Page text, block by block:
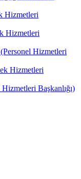
Hizmetleri
Hizmetleri
Hizmetleri
Hizmetleri
Başkanlığı)